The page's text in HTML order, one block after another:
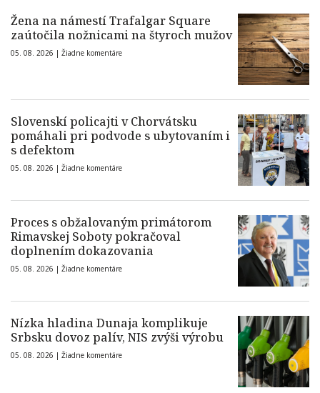
Žena na námestí Trafalgar Square
zaútočila nožnicami na štyroch mužov
05. 08. 2026 | Žiadne komentáre
Slovenskí policajti v Chorvátsku
pomáhali pri podvode s ubytovaním i
s defektom
05. 08. 2026 | Žiadne komentáre
Proces s obžalovaným primátorom
Rimavskej Soboty pokračoval
doplnením dokazovania
05. 08. 2026 | Žiadne komentáre
Nízka hladina Dunaja komplikuje
Srbsku dovoz palív, NIS zvýši výrobu
05. 08. 2026 | Žiadne komentáre